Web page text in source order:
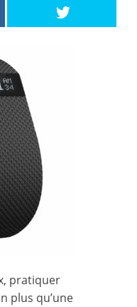
pratiquer
plus qu’une